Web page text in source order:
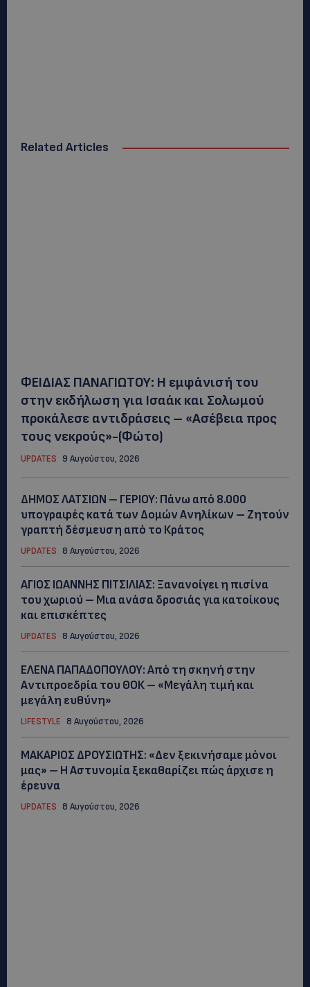
Related Articles
ΦΕΙΔΙΑΣ ΠΑΝΑΓΙΩΤΟΥ: Η εμφάνισή του
στην εκδήλωση για Ισαάκ και Σολωμού
προκάλεσε αντιδράσεις – «Ασέβεια προς
τους νεκρούς»-(Φώτο)
UPDATES 9 Αυγούστου, 2026
ΔΗΜΟΣ ΛΑΤΣΙΩΝ – ΓΕΡΙΟΥ: Πάνω από 8.000
υπογραφές κατά των Δομών Ανηλίκων – Ζητούν
γραπτή δέσμευση από το Κράτος
UPDATES 8 Αυγούστου, 2026
ΑΓΙΟΣ ΙΩΑΝΝΗΣ ΠΙΤΣΙΛΙΑΣ: Ξανανοίγει η πισίνα
του χωριού – Μια ανάσα δροσιάς για κατοίκους
και επισκέπτες
UPDATES 8 Αυγούστου, 2026
ΕΛΕΝΑ ΠΑΠΑΔΟΠΟΥΛΟΥ: Από τη σκηνή στην
Αντιπροεδρία του ΘΟΚ – «Μεγάλη τιμή και
μεγάλη ευθύνη»
LIFESTYLE 8 Αυγούστου, 2026
ΜΑΚΑΡΙΟΣ ΔΡΟΥΣΙΩΤΗΣ: «Δεν ξεκινήσαμε μόνοι
μας» – Η Αστυνομία ξεκαθαρίζει πώς άρχισε η
έρευνα
UPDATES 8 Αυγούστου, 2026